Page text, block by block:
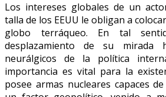
Los intereses globales de un
talla de los EEUU le obligan a
globo terráqueo. En tal
desplazamiento de su mirada
neurálgicos de la política
importancia es vital para la
posee armas nucleares capaces